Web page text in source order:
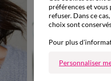
préférences et vous
refuser. Dans ce
choix sont
Pour plus
Personnaliser